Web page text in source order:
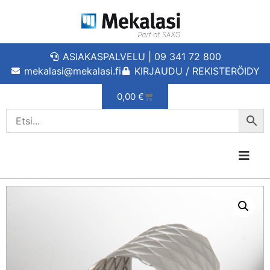
ASIAKASPALVELU | 09 341 72 800
mekalasi@mekalasi.fi
KIRJAUDU / REKISTERÖIDY
0,00 €